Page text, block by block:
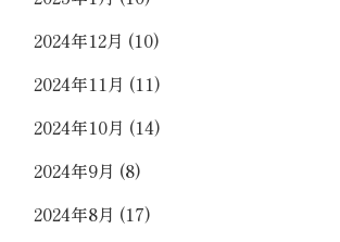
2024年12月 (10)
2024年11月 (11)
2024年10月 (14)
2024年9月 (8)
2024年8月 (17)